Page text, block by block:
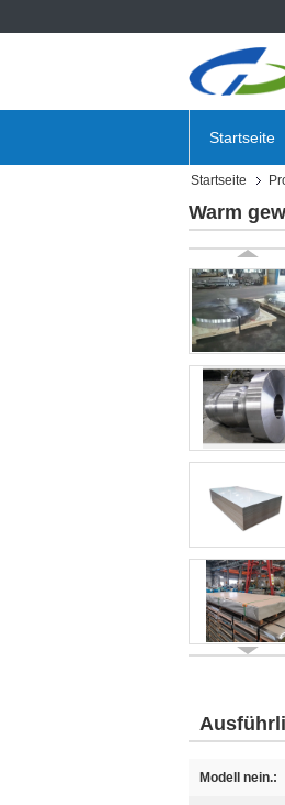
Startseite
Startseite
Warm
Modell nein.: